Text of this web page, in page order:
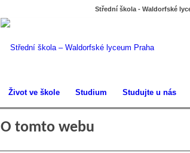
Střední škola - Waldorfské
Život ve škole Studium Studujte u nás
O tomto webu